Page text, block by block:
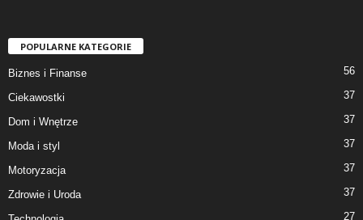
POPULARNE KATEGORIE
Biznes i Finanse 56
Ciekawostki 37
Dom i Wnętrze 37
Moda i styl 37
Motoryzacja 37
Zdrowie i Uroda 37
27